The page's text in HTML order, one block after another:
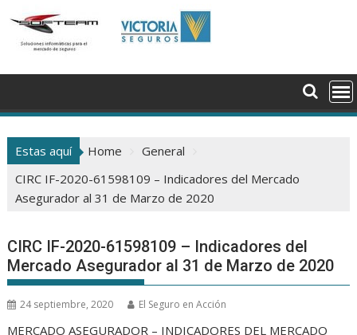
Estas aquí Home
General
CIRC IF-2020-61598109 – Indicadores del Mercado
Asegurador al 31 de Marzo de 2020
CIRC IF-2020-61598109 – Indicadores del
Mercado Asegurador al 31 de Marzo de 2020
24 septiembre, 2020 El Seguro en Acción
MERCADO ASEGURADOR – INDICADORES DEL MERCADO